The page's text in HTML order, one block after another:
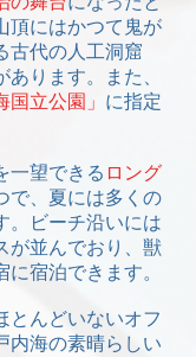
頂にはかつて鬼が
古代の人工洞窟
あります。また、
国立公園」 に指定
一望できる ロング
で、夏には多くの
。ビーチ沿いには
が並んでおり、獣
宿泊できます。
とんどいないオフ
内海の素晴らしい